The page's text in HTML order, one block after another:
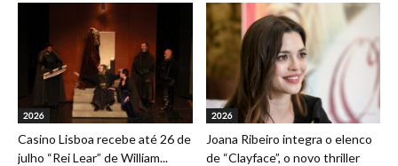
2026
Casino Lisboa recebe até 26 de
julho “Rei Lear” de William...
2026
Joana Ribeiro integra o elenco
de “Clayface”, o novo thriller